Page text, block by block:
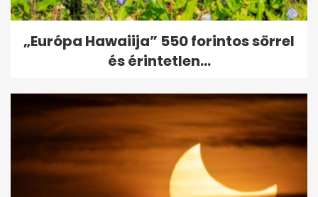
„Európa Hawaiija” 550 forintos sörrel
és érintetlen...